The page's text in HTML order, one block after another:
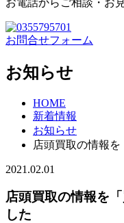
お問合せフォーム
お知らせ
HOME
新着情報
お知らせ
店頭買取の情報
2021.02.01
店頭買取の情報を
した